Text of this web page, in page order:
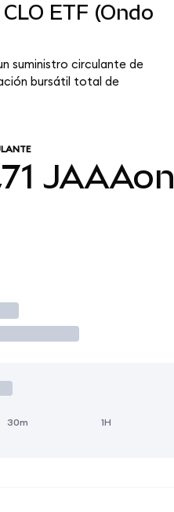
ETF (Ondo
suministro circulante de
bursátil total de
JAAAon
30m 1H